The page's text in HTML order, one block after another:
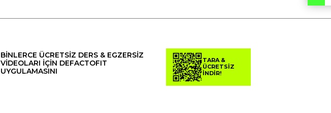
BİNLERCE ÜCRETSİZ DERS & EGZERSİZ
VİDEOLARI İÇİN DEFACTOFIT
UYGULAMASINI
TARA &
ÜCRETSİZ
İNDİR!